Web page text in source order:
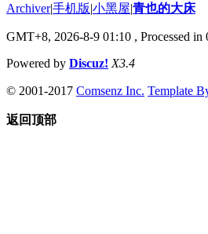
Archiver|手机版|小黑屋|青也的大床
GMT+8, 2026-8-9 01:10 , Processed in
Powered by Discuz! X3.4
© 2001-2017 Comsenz Inc. Template
返回顶部